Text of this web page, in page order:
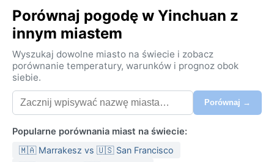
Porównaj pogodę w Yinchuan z
innym miastem
Wyszukaj dowolne miasto na świecie i zobacz
porównanie temperatury, warunków i prognoz obok
siebie.
Porównaj →
Popularne porównania miast na świecie:
🇲🇦 Marrakesz vs 🇺🇸 San Francisco